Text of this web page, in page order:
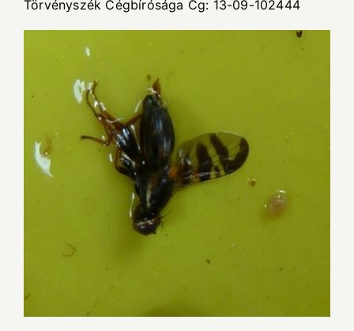
Törvényszék Cégbírósága Cg: 13-09-102444